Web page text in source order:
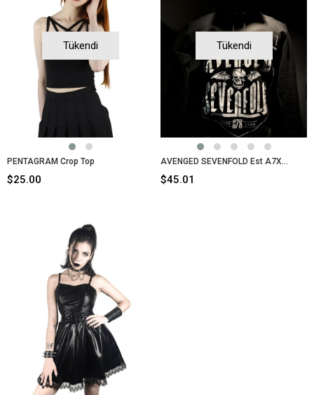
Tükendi
PENTAGRAM Crop Top
$25.00
Tükendi
AVENGED SEVENFOLD Est A7X 1999 Hoodie
$45.01